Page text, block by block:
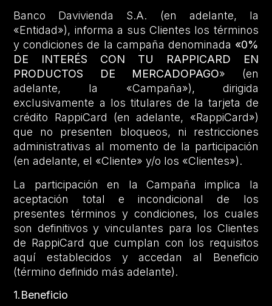
Banco Davivienda S.A. (en adelante, la
«Entidad»), informa a sus Clientes los términos
y condiciones de la campaña denominada «0%
DE INTERÉS CON TU RAPPICARD EN
PRODUCTOS DE MERCADOPAGO» (en
adelante, la «Campaña»), dirigida
exclusivamente a los titulares de la tarjeta de
crédito RappiCard (en adelante, «RappiCard»)
que no presenten bloqueos, ni restricciones
administrativas al momento de la participación
(en adelante, el «Cliente» y/o los «Clientes»).
La participación en la Campaña implica la
aceptación total e incondicional de los
presentes términos y condiciones, los cuales
son definitivos y vinculantes para los Clientes
de RappiCard que cumplan con los requisitos
aquí establecidos y accedan al Beneficio
(término definido más adelante).
1.Beneficio